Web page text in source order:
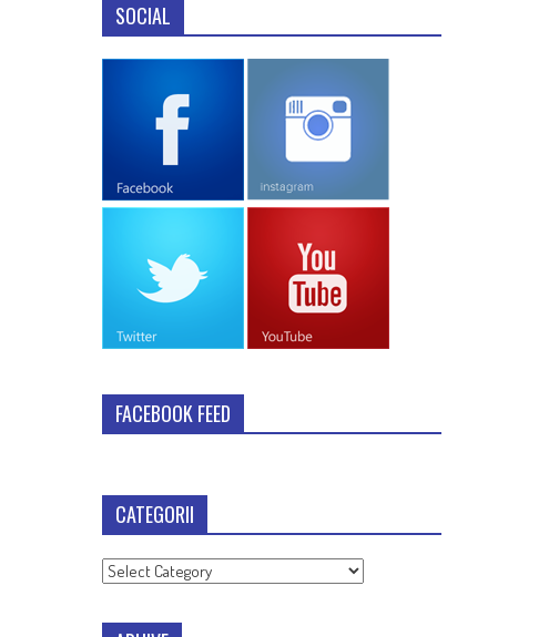
SOCIAL
FACEBOOK FEED
CATEGORII
Categorii